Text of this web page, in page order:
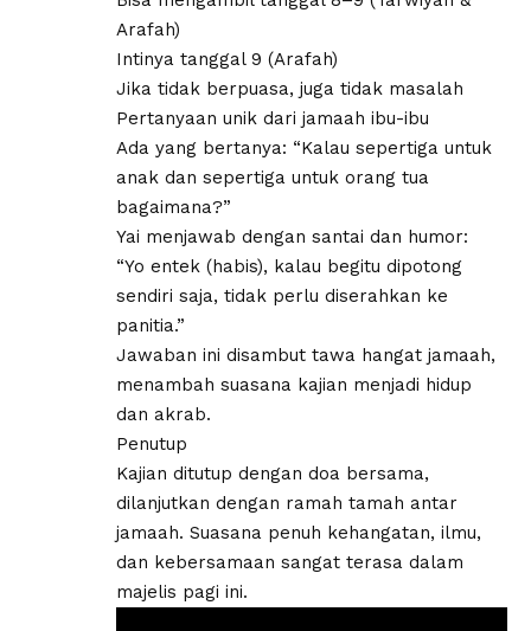
Arafah)
Intinya tanggal 9 (Arafah)
Jika tidak berpuasa, juga tidak masalah
Pertanyaan unik dari jamaah ibu-ibu
Ada yang bertanya: “Kalau sepertiga untuk
anak dan sepertiga untuk orang tua
bagaimana?”
Yai menjawab dengan santai dan humor:
“Yo entek (habis), kalau begitu dipotong
sendiri saja, tidak perlu diserahkan ke
panitia.”
Jawaban ini disambut tawa hangat jamaah,
menambah suasana kajian menjadi hidup
dan akrab.
Penutup
Kajian ditutup dengan doa bersama,
dilanjutkan dengan ramah tamah antar
jamaah. Suasana penuh kehangatan, ilmu,
dan kebersamaan sangat terasa dalam
majelis pagi ini.